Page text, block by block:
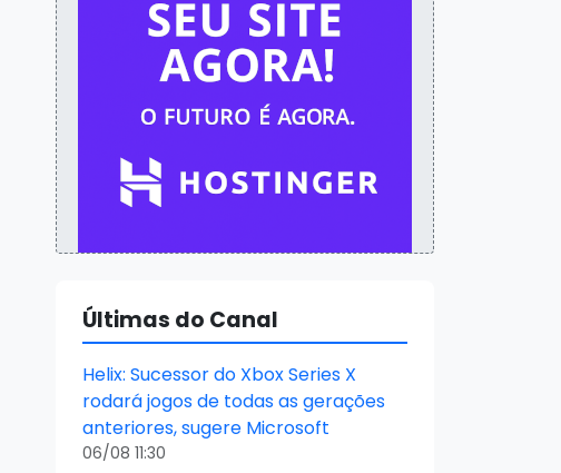
Últimas do Canal
Helix: Sucessor do Xbox Series X
rodará jogos de todas as gerações
anteriores, sugere Microsoft
06/08 11:30